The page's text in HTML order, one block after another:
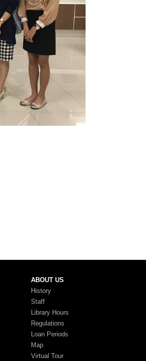
ABOUT US
History
Staff
Library Hours
Regulations
Loan Periods
Map
Virtual Tour